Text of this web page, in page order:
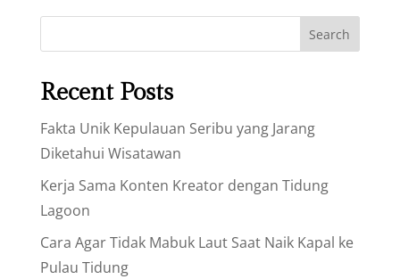
Search
Recent Posts
Fakta Unik Kepulauan Seribu yang Jarang
Diketahui Wisatawan
Kerja Sama Konten Kreator dengan Tidung
Lagoon
Cara Agar Tidak Mabuk Laut Saat Naik Kapal ke
Pulau Tidung